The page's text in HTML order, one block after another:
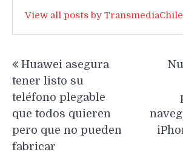
View all posts by
de
entradas
Huawei asegura
tener listo su
teléfono plegable
que todos quieren
pero que no pueden
fabricar